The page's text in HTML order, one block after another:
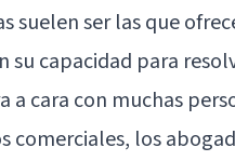
suelen ser las que
su capacidad para
cara con muchas
comerciales, los